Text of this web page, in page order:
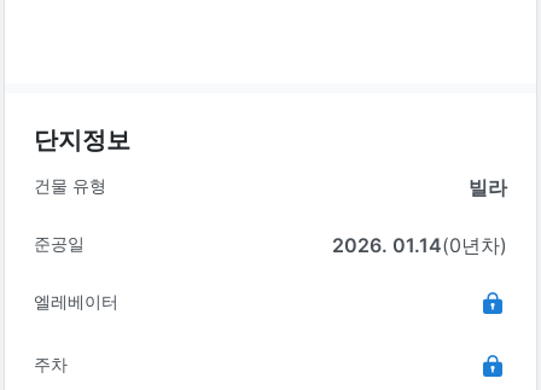
단지정보
건물 유형 빌라
준공일 2026. 01.14(0년차)
엘레베이터
주차